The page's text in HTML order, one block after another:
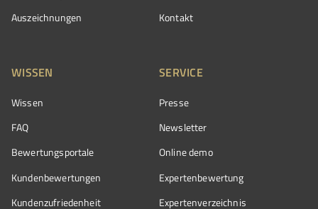
Auszeichnungen
Kontakt
WISSEN
Wissen
FAQ
Bewertungsportale
Kundenbewertungen
Kundenzufriedenheit
SERVICE
Presse
Newsletter
Online demo
Expertenbewertung
Expertenverzeichnis